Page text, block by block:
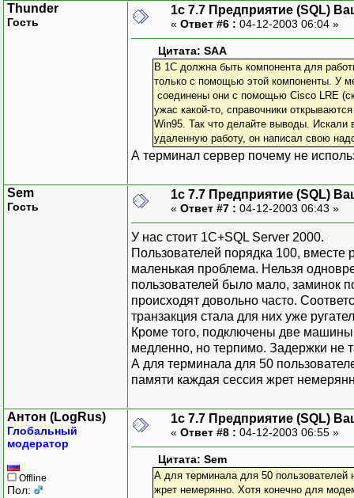
Thunder
Гость
1с 7.7 Предприятие (SQL)
« Ответ #6 : 04-12-2003 06:04 »
Цитата: SAA
В 1С должна быть компонента для
только с помощью этой компоненты. У
соединены они с помощью Cisco LRE
ужас какой-то, справочники
Win95. Так что делайте выводы. Искали
удаленную работу, он написал свою
А терминал сервер почему не
Sem
Гость
1с 7.7 Предприятие (SQL)
« Ответ #7 : 04-12-2003 06:43 »
У нас стоит 1С+SQL Server 2000.
Пользователей порядка 100,
маленькая проблема. Нельзя
пользователей было мало, заминок
происходят довольно часто.
транзакция стала для них уже
Кроме того, подключены две машины
медленно, но терпимо. Задержки не
А для терминала для 50
памяти каждая сессия жрет
Антон (LogRus)
Глобальный
модератор
Offline
Пол:
1с 7.7 Предприятие (SQL)
« Ответ #8 : 04-12-2003 06:55 »
Цитата: Sem
А для терминала для 50 пользователей
жрет немерянно. Хотя конечно для